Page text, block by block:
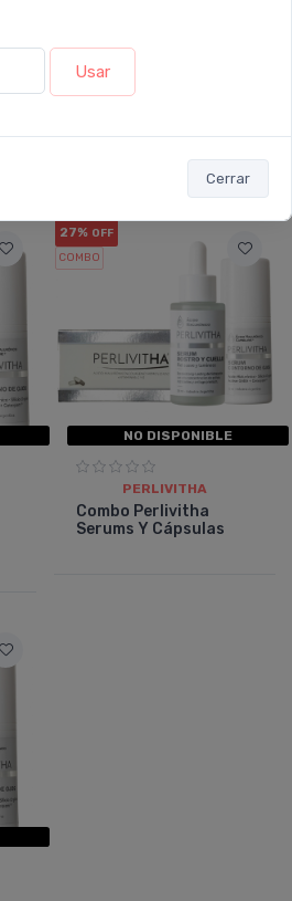
Usar
Cerrar
Rutina Perlivitha
27% OFF
COMBO
NO DISPONIBLE
PERLIVITHA
Combo Perlivitha
Serums Y Cápsulas